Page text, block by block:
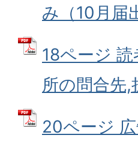
み（10月届
18ページ
所の問合先
20ページ